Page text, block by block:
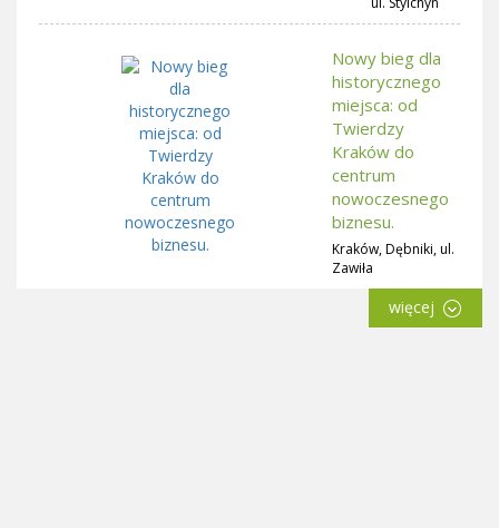
Nowy bieg dla
historycznego
miejsca: od
Twierdzy
Kraków do
centrum
nowoczesnego
biznesu.
Kraków, Dębniki, ul.
Zawiła
więcej